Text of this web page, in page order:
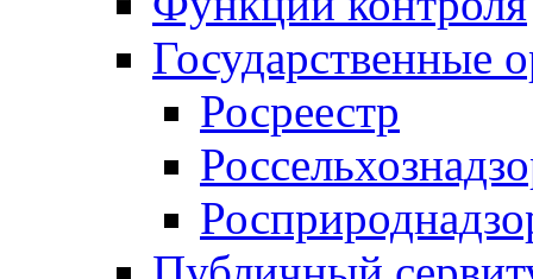
Государственные
Росреестр